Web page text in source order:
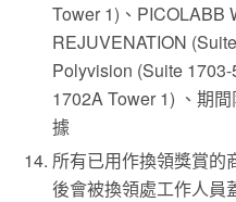
Tower 1)、PICOLABB
REJUVENATION
Polyvision (Suite
1702A Tower 1) 、期
據
所有已用作換領獎賞的
後會被換領處工作人員